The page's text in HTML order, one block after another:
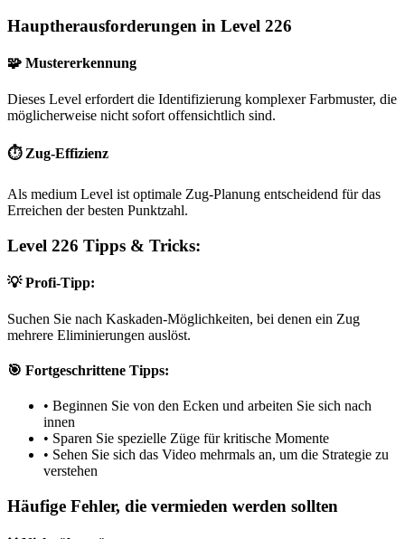
Hauptherausforderungen in Level 226
🧩 Mustererkennung
Dieses Level erfordert die Identifizierung komplexer Farbmuster, die
möglicherweise nicht sofort offensichtlich sind.
⏱️ Zug-Effizienz
Als medium Level ist optimale Zug-Planung entscheidend für das
Erreichen der besten Punktzahl.
Level 226 Tipps & Tricks:
💡 Profi-Tipp:
Suchen Sie nach Kaskaden-Möglichkeiten, bei denen ein Zug
mehrere Eliminierungen auslöst.
🎯 Fortgeschrittene Tipps:
• Beginnen Sie von den Ecken und arbeiten Sie sich nach
innen
• Sparen Sie spezielle Züge für kritische Momente
• Sehen Sie sich das Video mehrmals an, um die Strategie zu
verstehen
Häufige Fehler, die vermieden werden sollten